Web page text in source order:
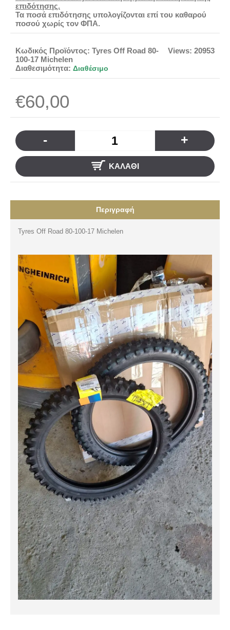
επιδότησης.
Τα ποσά επιδότησης υπολογίζονται επί του καθαρού
ποσού χωρίς τον ΦΠΑ.
Views: 20953
Κωδικός Προϊόντος: Tyres Off Road 80-
100-17 Michelen
Διαθεσιμότητα: Διαθέσιμο
€60,00
- +
ΚΑΛΆΘΙ
Περιγραφή
Tyres Off Road 80-100-17 Michelen